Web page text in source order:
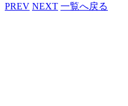
PREV NEXT 一覧へ戻る